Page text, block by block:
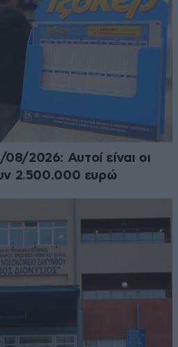
2026: Αυτοί είναι οι
2.500.000 ευρώ